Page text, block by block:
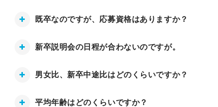
既卒なのですが、応募資格はありますか？
新卒説明会の日程が合わないのですが。
男女比、新卒中途比はどのくらいですか？
平均年齢はどのくらいですか？